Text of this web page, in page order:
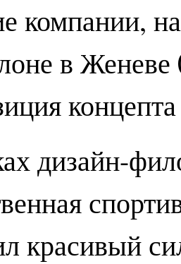
компании,
в
дизайн-
красивый